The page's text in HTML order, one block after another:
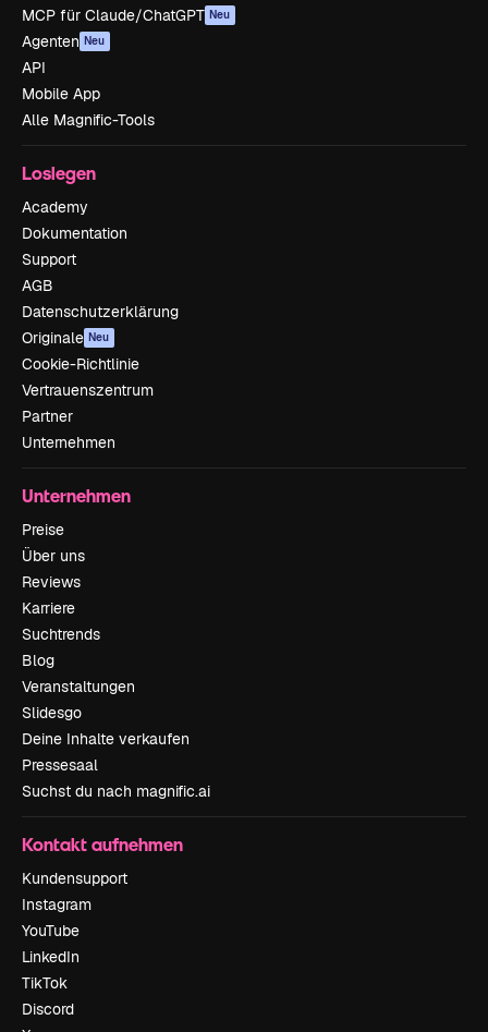
MCP für Claude/ChatGPT Neu
Agenten Neu
API
Mobile App
Alle Magnific-Tools
Loslegen
Academy
Dokumentation
Support
AGB
Datenschutzerklärung
Originale Neu
Cookie-Richtlinie
Vertrauenszentrum
Partner
Unternehmen
Unternehmen
Preise
Über uns
Reviews
Karriere
Suchtrends
Blog
Veranstaltungen
Slidesgo
Deine Inhalte verkaufen
Pressesaal
Suchst du nach magnific.ai
Kontakt aufnehmen
Kundensupport
Instagram
YouTube
LinkedIn
TikTok
Discord